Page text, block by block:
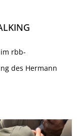
rbb-
des Hermann